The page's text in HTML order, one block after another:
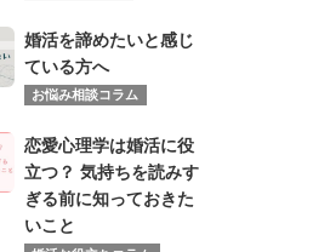
婚活を諦めたいと感じ
ている方へ
お悩み相談コラム
恋愛心理学は婚活に役
立つ？ 気持ちを読みす
ぎる前に知っておきた
いこと